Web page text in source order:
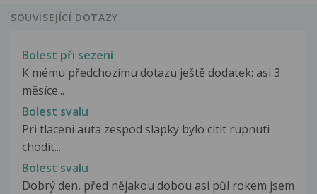
SOUVISEJÍCÍ DOTAZY
Bolest při sezení
K mému předchozímu dotazu ještě dodatek: asi 3
měsíce...
Bolest svalu
Pri tlaceni auta zespod slapky bylo citit rupnuti
chodit...
Bolest svalu
Dobrý den, před nějakou dobou asi půl rokem jsem